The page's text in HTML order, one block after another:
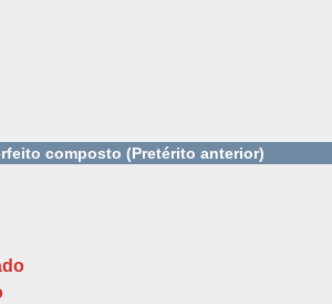
composto (Pretérito anterior)